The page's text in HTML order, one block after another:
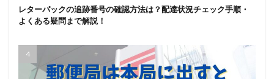
レターパックの追跡番号の確認方法は？配達状況チェック手順・
よくある疑問まで解説！